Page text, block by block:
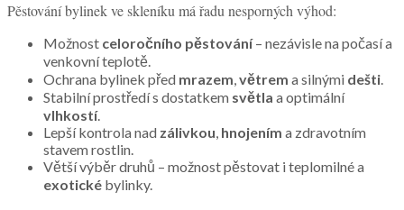
Pěstování bylinek ve skleníku má řadu nesporných výhod:
Možnost celoročního pěstování– nezávisle na počasí a
venkovní teplotě.
Ochrana bylinek před mrazem,větrem a silnými dešti.
Stabilní prostředí s dostatkem světla a optimální
vlhkostí.
Lepší kontrola nad zálivkou, hnojením a zdravotním
stavem rostlin.
Větší výběr druhů – možnost pěstovat i teplomilné a
exotické bylinky.